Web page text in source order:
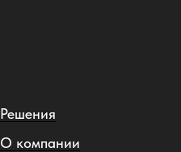
Решения
О компании